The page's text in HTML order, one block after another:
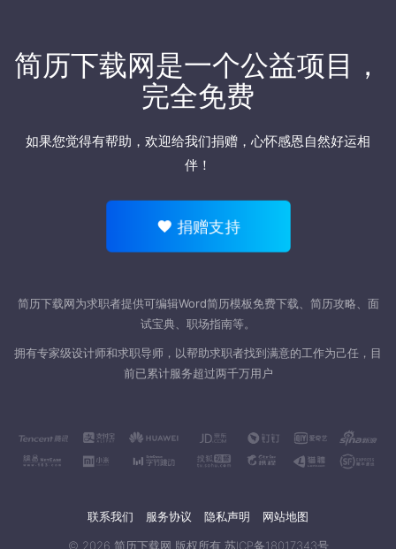
简历下载网是一个公益项目，
完全免费
如果您觉得有帮助，欢迎给我们捐赠 ，心怀感恩自然好运相
伴！
捐赠支持
简历下载网为求职者提供可编辑Word简历模板免费下载、简历攻略、面
试宝典、职场指南等。
拥有专家级设计师和求职导师，以帮助求职者找到满意的工作为己任，目
前已累计服务超过两千万用户
联系我们 服务协议 隐私声明 网站地图
© 2026 简历下载网 版权所有 苏ICP备18017343号